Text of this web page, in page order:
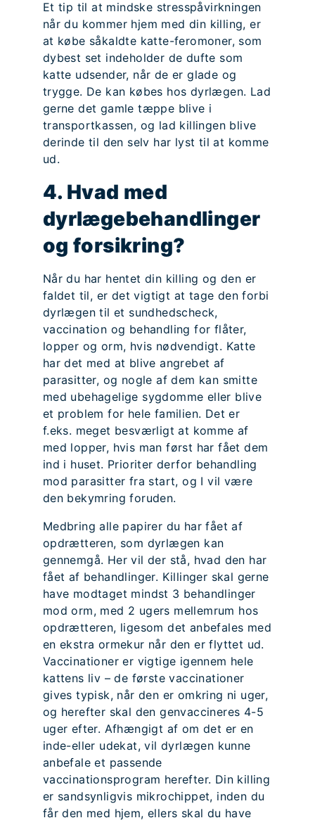
Et tip til at mindske stresspåvirkningen
når du kommer hjem med din killing, er
at købe såkaldte katte-feromoner, som
dybest set indeholder de dufte som
katte udsender, når de er glade og
trygge. De kan købes hos dyrlægen. Lad
gerne det gamle tæppe blive i
transportkassen, og lad killingen blive
derinde til den selv har lyst til at komme
ud.
4. Hvad med
dyrlægebehandlinger
og forsikring?
Når du har hentet din killing og den er
faldet til, er det vigtigt at tage den forbi
dyrlægen til et sundhedscheck,
vaccination og behandling for flåter,
lopper og orm, hvis nødvendigt. Katte
har det med at blive angrebet af
parasitter, og nogle af dem kan smitte
med ubehagelige sygdomme eller blive
et problem for hele familien. Det er
f.eks. meget besværligt at komme af
med lopper, hvis man først har fået dem
ind i huset. Prioriter derfor behandling
mod parasitter fra start, og I vil være
den bekymring foruden.
Medbring alle papirer du har fået af
opdrætteren, som dyrlægen kan
gennemgå. Her vil der stå, hvad den har
fået af behandlinger. Killinger skal gerne
have modtaget mindst 3 behandlinger
mod orm, med 2 ugers mellemrum hos
opdrætteren, ligesom det anbefales med
en ekstra ormekur når den er flyttet ud.
Vaccinationer er vigtige igennem hele
kattens liv – de første vaccinationer
gives typisk, når den er omkring ni uger,
og herefter skal den genvaccineres 4-5
uger efter. Afhængigt af om det er en
inde-eller udekat, vil dyrlægen kunne
anbefale et passende
vaccinationsprogram herefter. Din killing
er sandsynligvis mikrochippet, inden du
får den med hjem, ellers skal du have